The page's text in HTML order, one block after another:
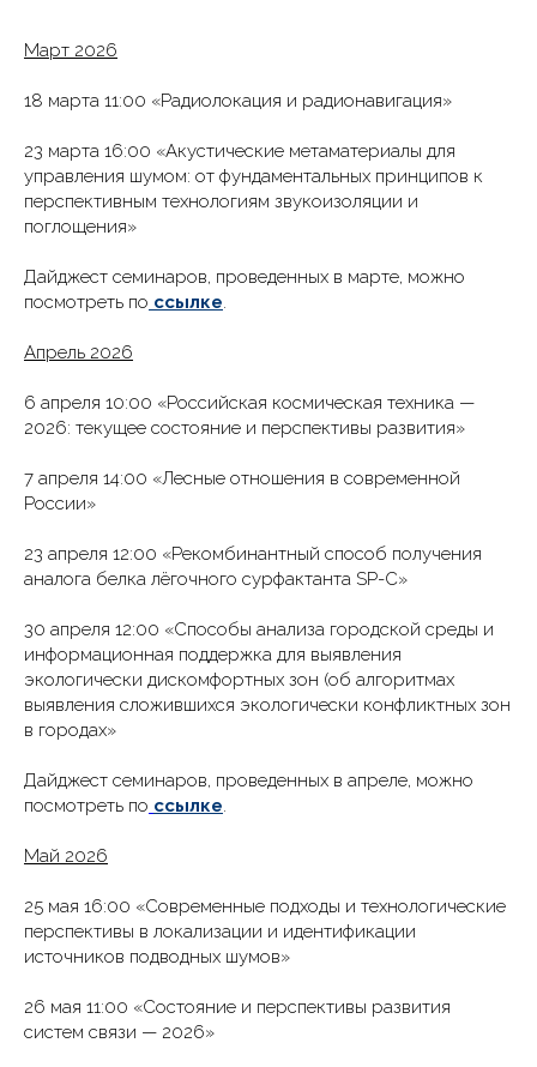
Март 2026
18 марта 11:00 «Радиолокация и радионавигация»
23 марта 16:00 «Акустические метаматериалы для
управления шумом: от фундаментальных принципов к
перспективным технологиям звукоизоляции и
поглощения»
Дайджест семинаров, проведенных в марте, можно
посмотреть по ссылке.
Апрель 2026
6 апреля 10:00 «Российская космическая техника —
2026: текущее состояние и перспективы развития»
7 апреля 14:00 «Лесные отношения в современной
России»
23 апреля 12:00 «Рекомбинантный способ получения
аналога белка лёгочного сурфактанта SP-C»
30 апреля 12:00 «Способы анализа городской среды и
информационная поддержка для выявления
экологически дискомфортных зон (об алгоритмах
выявления сложившихся экологически конфликтных зон
в городах»
Дайджест семинаров, проведенных в апреле, можно
посмотреть по ссылке.
Май 2026
25 мая 16:00 «Современные подходы и технологические
перспективы в локализации и идентификации
источников подводных шумов»
26 мая 11:00 «Состояние и перспективы развития
систем связи — 2026»